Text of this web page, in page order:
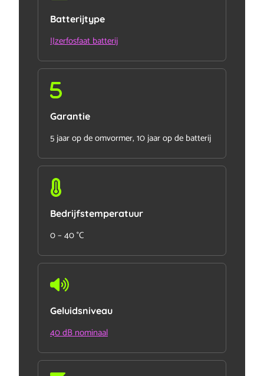
Batterijtype
IJzerfosfaat batterij
Garantie
5 jaar op de omvormer, 10 jaar op de batterij
Bedrijfstemperatuur
0 – 40 °C
Geluidsniveau
40 dB nominaal